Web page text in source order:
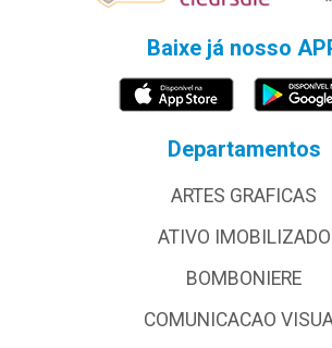
Baixe já nosso
Departamentos
ARTES GRAFICAS
ATIVO IMOBILIZADO
BOMBONIERE
COMUNICACAO